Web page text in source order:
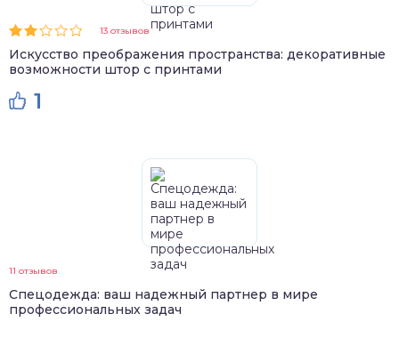
13 отзывов
Искусство преображения пространства: декоративные
возможности штор с принтами
1
11 отзывов
Спецодежда: ваш надежный партнер в мире
профессиональных задач